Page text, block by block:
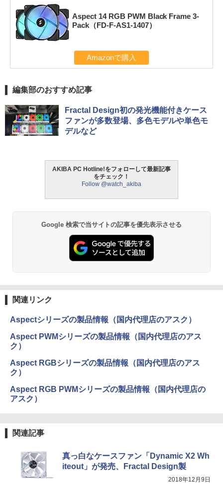
Aspect 14 RGB PWM Black Frame 3-
Pack（FD-F-AS1-1407）
Amazonで購入
編集部のおすすめ記事
Fractal Design初の発光機能付きケース
ファンが多数登場、多色モデルや単色モ
デルなど
AKIBA PC Hotline!をフォローして最新記事
をチェック！
Follow @watch_akiba
Google 検索で当サイトの記事を優先表示させる
関連リンク
Aspectシリーズの製品情報（国内代理店のアスク）
Aspect PWMシリーズの製品情報（国内代理店のアス
ク）
Aspect RGBシリーズの製品情報（国内代理店のアス
ク）
Aspect RGB PWMシリーズの製品情報（国内代理店の
アスク）
関連記事
真っ白なケースファン「Dynamic X2 Wh
iteout」が発売、Fractal Design製
2018年12月9日